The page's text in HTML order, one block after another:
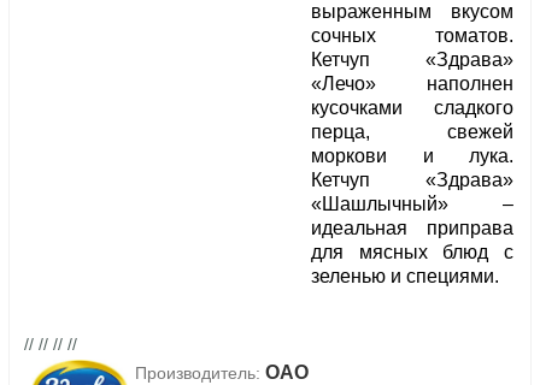
выраженным вкусом
сочных томатов.
Кетчуп «Здрава»
«Лечо» наполнен
кусочками сладкого
перца, свежей
моркови и лука.
Кетчуп «Здрава»
«Шашлычный» –
идеальная приправа
для мясных блюд с
зеленью и специями.
// // // //
Производитель: ОАО